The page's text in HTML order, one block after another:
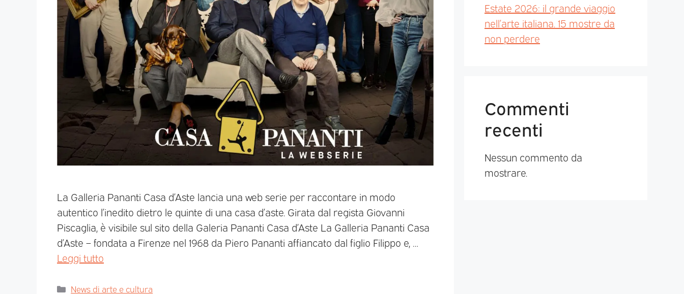
La Galleria Pananti Casa d’Aste lancia una web serie per raccontare in modo
autentico l’inedito dietro le quinte di una casa d’aste. Girata dal regista Giovanni
Piscaglia, è visibile sul sito della Galeria Pananti Casa d’Aste La Galleria Pananti Casa
d’Aste – fondata a Firenze nel 1968 da Piero Pananti affiancato dal figlio Filippo e, …
Leggi tutto
News di arte e cultura
Estate 2026: il grande viaggio
nell’arte italiana. 15 mostre da
non perdere
Commenti
recenti
Nessun commento da
mostrare.